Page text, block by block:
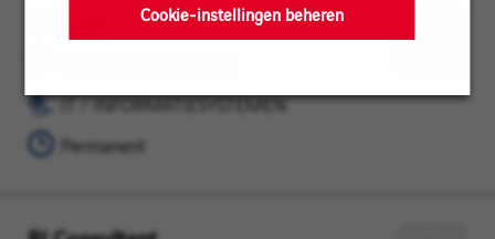
Cookie-instellingen beheren
BI Support Consultant
IT / INFORMATIESYSTEMEN
Permanent